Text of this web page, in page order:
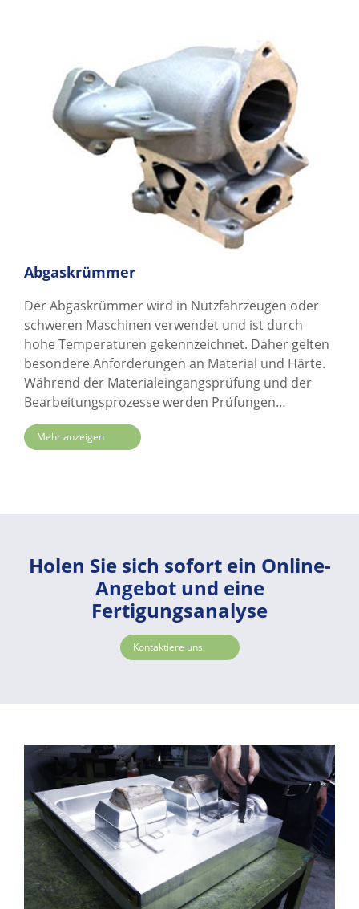
entsprechendes Erfindungspatent erhalten.
Abgaskrümmer
Der Abgaskrümmer wird in Nutzfahrzeugen oder
schweren Maschinen verwendet und ist durch
hohe Temperaturen gekennzeichnet. Daher gelten
besondere Anforderungen an Material und Härte.
Während der Materialeingangsprüfung und der
Bearbeitungsprozesse werden Prüfungen
durchgeführt, um sicherzustellen, dass das
Werkstück die erforderliche Präzision mit einer
Schwerkraftguss, die die für
Abgasrückführungskrümmer erforderlichen
Eigenschaften hinsichtlich der
Hochtemperaturbeständigkeit erfüllen können.
Mehr anzeigen
Holen Sie sich sofort ein Online-
Angebot und eine
Fertigungsanalyse
Kontaktiere uns